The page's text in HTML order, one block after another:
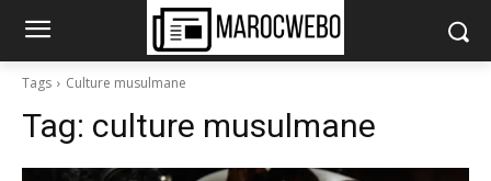
Tags Culture musulmane
Tag: culture musulmane